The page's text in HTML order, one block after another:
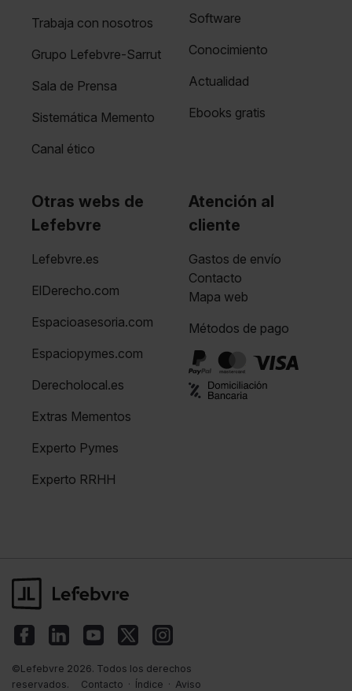
Trabaja con nosotros
Grupo Lefebvre-Sarrut
Sala de Prensa
Sistemática Memento
Canal ético
Software
Conocimiento
Actualidad
Ebooks gratis
Otras webs de
Lefebvre
Lefebvre.es
ElDerecho.com
Espacioasesoria.com
Espaciopymes.com
Derecholocal.es
Extras Mementos
Experto Pymes
Experto RRHH
Atención al
cliente
Gastos de envío
Contacto
Mapa web
Métodos de pago
©Lefebvre 2026. Todos los derechos
reservados.
Contacto · Índice · Aviso